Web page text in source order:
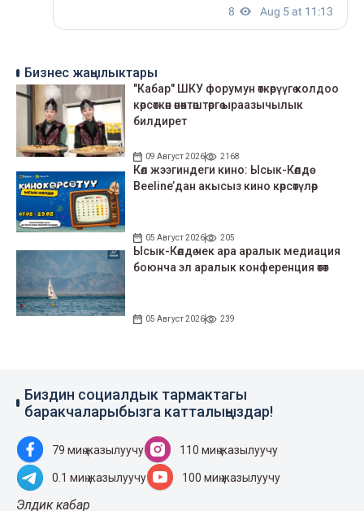
Бизнес жаңылыктары
"Кабар" ШКУ форумун өткөрүүгө колдоо
көрсөткөн өнөктөштөргө ыраазычылык
билдирет
09 Август 2026 2168
Көл жээгиндеги кино: Ысык-Көлдө
Beeline’дан акысыз кино көрсөтүлөр
05 Август 2026 205
Ысык-Көлдө чек ара аралык медиация
боюнча эл аралык конференция өтөт
05 Август 2026 239
Биздин социалдык тармактагы
баракчаларыбызга катталыңыздар!
79 миң жазылуучу 110 миң жазылуучу
0.1 миң жазылуучу 100 миң жазылуучу
Элдик кабар